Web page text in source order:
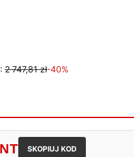
2 747,81 zł-40%
SKOPIUJ KOD